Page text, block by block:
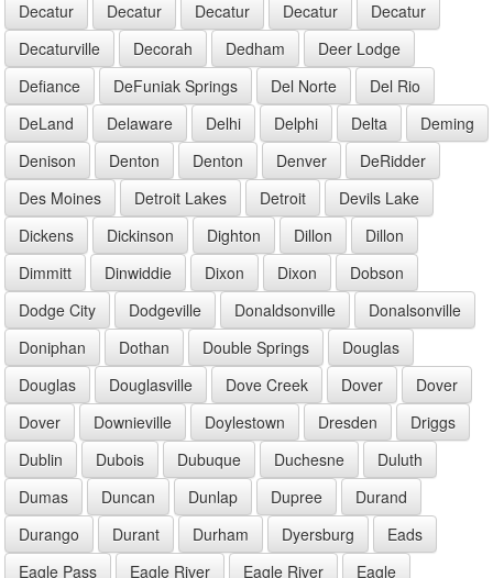
Decatur
Decatur Decatur Decatur
Decatur
Decaturville
Decorah Dedham
Deer Lodge
Defiance
DeFuniak Springs Del Norte
Del Rio
DeLand
Delaware Delhi Delphi Delta
Deming
Denison
Denton Denton Denver
DeRidder
Des Moines
Detroit Lakes Detroit
Devils Lake
Dickens
Dickinson Dighton Dillon
Dillon
Dimmitt
Dinwiddie Dixon Dixon
Dobson
Dodge City
Dodgeville Donaldsonville
Donalsonville
Doniphan
Dothan Double Springs
Douglas
Douglas
Douglasville Dove Creek Dover
Dover
Dover
Downieville Doylestown Dresden
Driggs
Dublin
Dubois Dubuque Duchesne
Duluth
Dumas
Duncan Dunlap Dupree
Durand
Durango
Durant Durham Dyersburg
Eads
Eagle Pass
Eagle River Eagle River
Eagle